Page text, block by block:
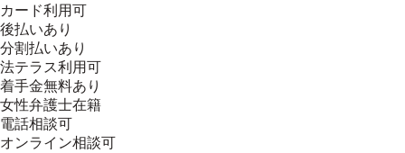
カード利用可
後払いあり
分割払いあり
法テラス利用可
着手金無料あり
女性弁護士在籍
電話相談可
オンライン相談可